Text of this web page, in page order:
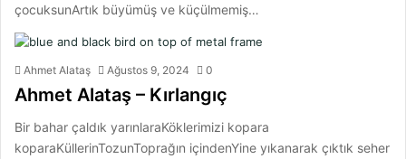
çocuksunArtık büyümüş ve küçülmemiş…
Ahmet Alataş Ağustos 9, 2024 0
Ahmet Alataş – Kırlangıç
Bir bahar çaldık yarınlaraKöklerimizi kopara
koparaKüllerinTozunToprağın içindenYine yıkanarak çıktık seher